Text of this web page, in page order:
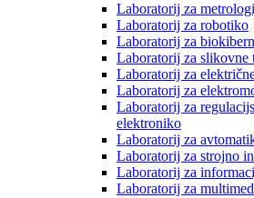
Laboratorij za
Laboratorij za robotiko
Laboratorij za
Laboratorij za slikovne
Laboratorij za
Laboratorij za
Laboratorij za
elektroniko
Laboratorij za
Laboratorij za strojno
Laboratorij za
Laboratorij za